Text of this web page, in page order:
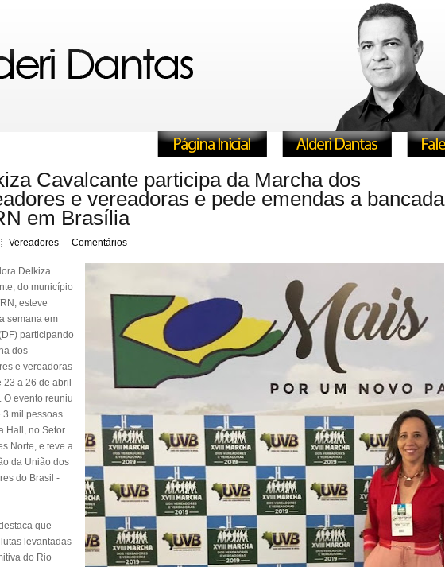
Cavalcante participa da Marcha dos
e vereadoras e pede emendas a bancada
em Brasília
Vereadores Comentários
Delkiza
do município
esteve
semana em
participando
dos
e vereadoras
23 a 26 de abril
O evento reuniu
3 mil pessoas
Hall, no Setor
Norte, e teve a
da União dos
do Brasil -
que
levantadas
do Rio